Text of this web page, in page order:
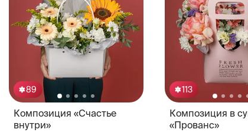
89
Композиция «Счастье
внутри»
113
Композиция в
«Прованс»